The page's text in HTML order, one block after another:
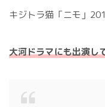
キジトラ猫「ニモ」
大河ドラマにも出演し